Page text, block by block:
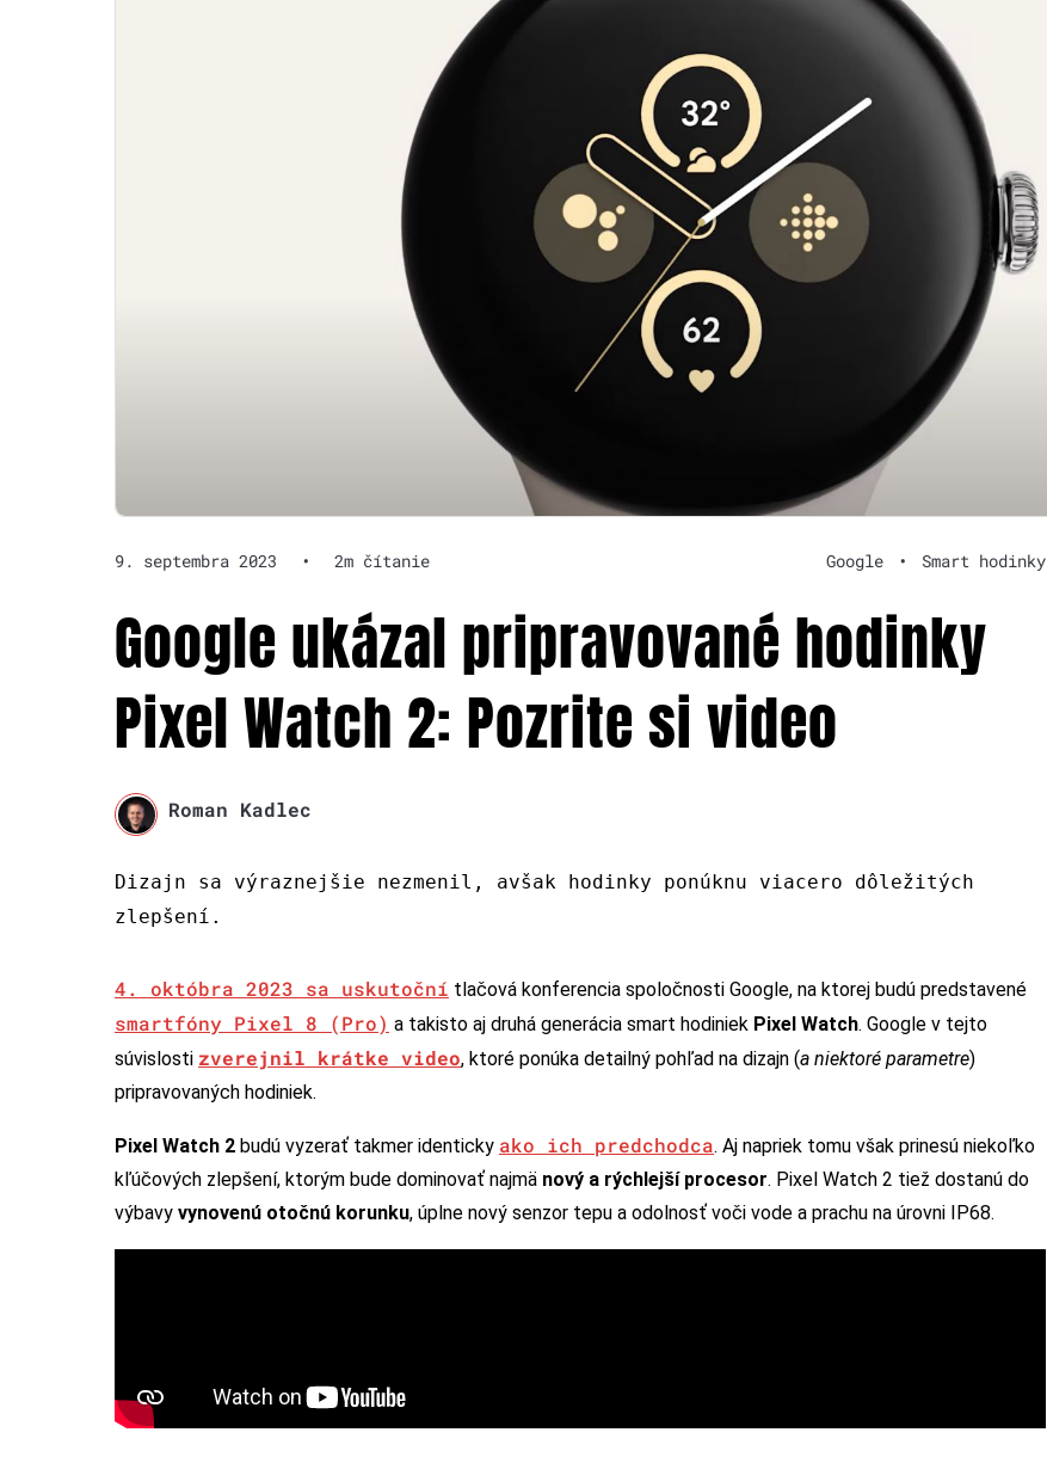
9. septembra 2023 • 2m čítanie Google • Smart hodinky
Google ukázal pripravované hodinky
Pixel Watch 2: Pozrite si video
Roman Kadlec
Dizajn sa výraznejšie nezmenil, avšak hodinky ponúknu viacero dôležitých
zlepšení.
4. októbra 2023 sa uskutoční tlačová konferencia spoločnosti Google, na ktorej budú predstavené
smartfóny Pixel 8 (Pro) a takisto aj druhá generácia smart hodiniek Pixel Watch. Google v tejto
súvislosti zverejnil krátke video, ktoré ponúka detailný pohľad na dizajn (a niektoré parametre)
pripravovaných hodiniek.
Pixel Watch 2 budú vyzerať takmer identicky ako ich predchodca. Aj napriek tomu však prinesú niekoľko
kľúčových zlepšení, ktorým bude dominovať najmä nový a rýchlejší procesor. Pixel Watch 2 tiež dostanú do
výbavy vynovenú otočnú korunku, úplne nový senzor tepu a odolnosť voči vode a prachu na úrovni IP68.